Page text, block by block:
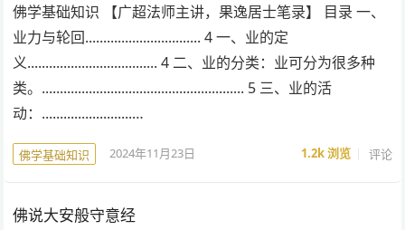
佛学基础知识 【广超法师主讲，果逸居士笔录】 目录 一、
业力与轮回................................ 4 一、业的定
义.................................... 4 二、业的分类：业可分为很多种
类。........................................................ 5 三、业的活
动：.........................…
佛学基础知识 2024年11月23日 1.2k浏览 评论
佛说大安般守意经